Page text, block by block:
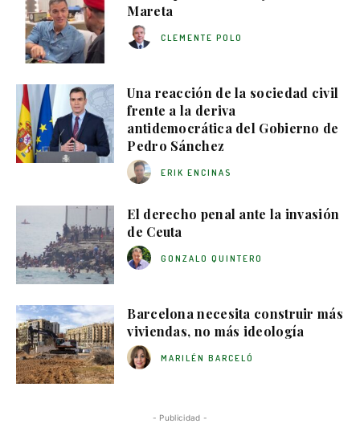
Mareta
CLEMENTE POLO
Una reacción de la sociedad civil
frente a la deriva
antidemocrática del Gobierno de
Pedro Sánchez
ERIK ENCINAS
El derecho penal ante la invasión
de Ceuta
GONZALO QUINTERO
Barcelona necesita construir más
viviendas, no más ideología
MARILÉN BARCELÓ
- Publicidad -